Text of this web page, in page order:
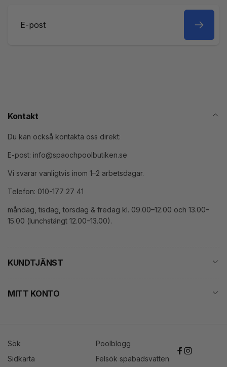
Kontakt
Du kan också kontakta oss direkt:
E-post: info@spaochpoolbutiken.se
Vi svarar vanligtvis inom 1–2 arbetsdagar.
Telefon: 010-177 27 41
måndag, tisdag, torsdag & fredag kl. 09.00–12.00 och 13.00–
15.00 (lunchstängt 12.00–13.00).
KUNDTJÄNST
MITT KONTO
Sök
Poolblogg
Sidkarta
Felsök spabadsvatten Facebook
Instagram